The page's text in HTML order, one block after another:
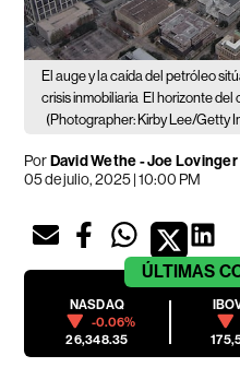
El auge y la caída del petróleo
crisis inmobiliaria El horizonte del
(Photographer: Kirby Lee/Getty
PorDavid Wethe - Joe Lovinger
05 de julio, 2025 | 10:00 PM
ÚLTIMAS
NASDAQ
-0.06%
26,348.35